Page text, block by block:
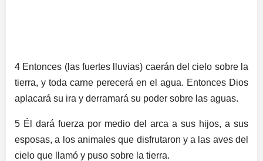
4 Entonces (las fuertes lluvias) caerán del cielo sobre la
tierra, y toda carne perecerá en el agua. Entonces Dios
aplacará su ira y derramará su poder sobre las aguas.
5 Él dará fuerza por medio del arca a sus hijos, a sus
esposas, a los animales que disfrutaron y a las aves del
cielo que llamó y puso sobre la tierra.